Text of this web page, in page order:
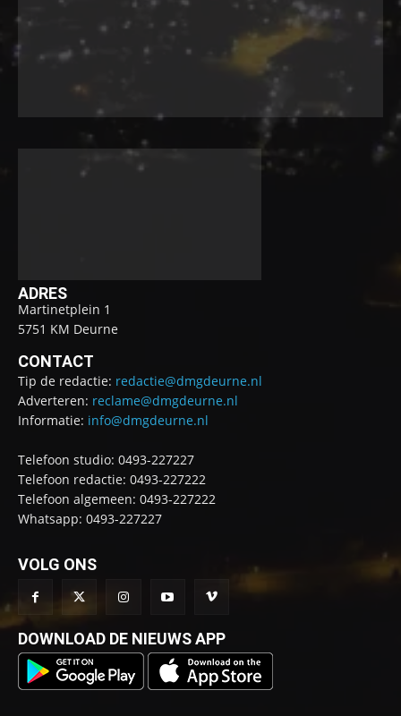
ADRES
Martinetplein 1
5751 KM Deurne
CONTACT
Tip de redactie: redactie@dmgdeurne.nl
Adverteren: reclame@dmgdeurne.nl
Informatie: info@dmgdeurne.nl
Telefoon studio: 0493-227227
Telefoon redactie: 0493-227222
Telefoon algemeen: 0493-227222
Whatsapp: 0493-227227
VOLG ONS
DOWNLOAD DE NIEUWS APP